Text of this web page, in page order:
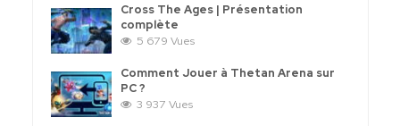
Cross The Ages | Présentation
complète
5 679 Vues
Comment Jouer à Thetan Arena sur
PC ?
3 937 Vues